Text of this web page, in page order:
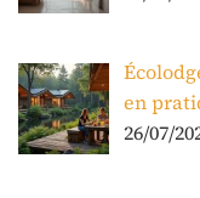
en
26/07/